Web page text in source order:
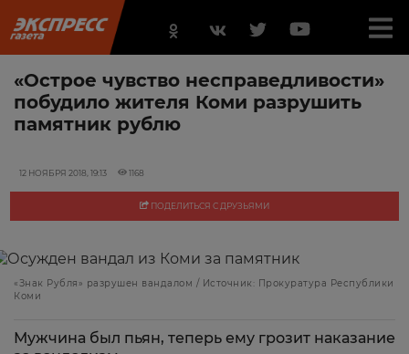
«Острое чувство несправедливости»
побудило жителя Коми разрушить
памятник рублю
12 НОЯБРЯ 2018, 19:13 1168
ПОДЕЛИТЬСЯ С ДРУЗЬЯМИ
«Знак Рубля» разрушен вандалом / Источник: Прокуратура Республики
Коми
Мужчина был пьян, теперь ему грозит наказание